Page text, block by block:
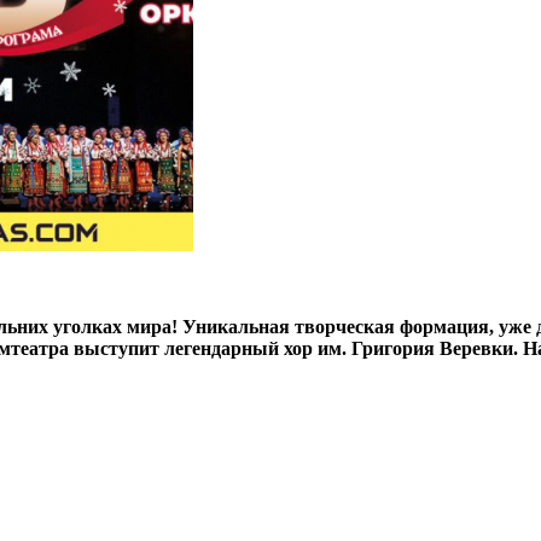
уголках мира! Уникальная творческая формация,
выступит легендарный хор им. Григория Веревки.